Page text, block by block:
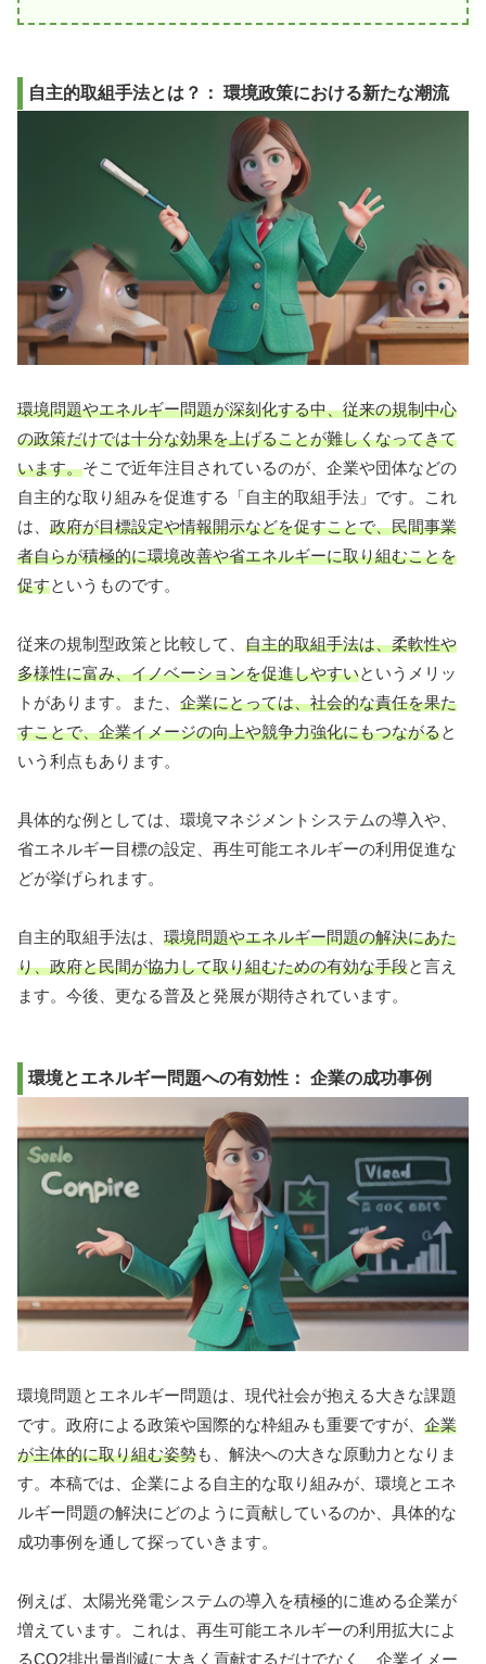
自主的取組手法とは？： 環境政策における新たな潮流
環境問題やエネルギー問題が深刻化する中、従来の規制中心
の政策だけでは十分な効果を上げることが難しくなってきて
います。そこで近年注目されているのが、企業や団体などの
自主的な取り組みを促進する「自主的取組手法」です。これ
は、 政府が目標設定や情報開示などを促すことで、民間事業
者自らが積極的に環境改善や省エネルギーに取り組むことを
促すというものです。
従来の規制型政策と比較して、 自主的取組手法は、柔軟性や
多様性に富み、イノベーションを促進しやすいというメリッ
トがあります。また、 企業にとっては、社会的な責任を果た
すことで、企業イメージの向上や競争力強化にもつながると
いう利点もあります。
具体的な例としては、環境マネジメントシステムの導入や、
省エネルギー目標の設定、再生可能エネルギーの利用促進な
どが挙げられます。
自主的取組手法は、 環境問題やエネルギー問題の解決にあた
り、政府と民間が協力して取り組むための有効な手段と言え
ます。今後、更なる普及と発展が期待されています。
環境とエネルギー問題への有効性： 企業の成功事例
環境問題とエネルギー問題は、現代社会が抱える大きな課題
です。政府による政策や国際的な枠組みも重要ですが、 企業
が主体的に取り組む姿勢も、解決への大きな原動力となりま
す。本稿では、企業による自主的な取り組みが、環境とエネ
ルギー問題の解決にどのように貢献しているのか、具体的な
成功事例を通して探っていきます。
例えば、太陽光発電システムの導入を積極的に進める企業が
増えています。これは、再生可能エネルギーの利用拡大によ
るCO2排出量削減に大きく貢献するだけでなく、企業イメー